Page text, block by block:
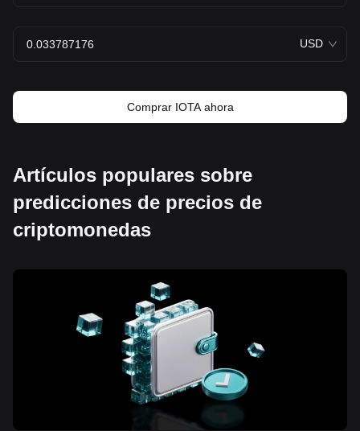
USD
Comprar IOTA ahora
Artículos populares sobre
predicciones de precios de
criptomonedas